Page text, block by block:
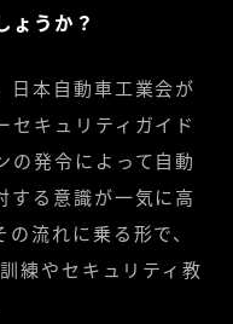
ょうか？
日本自動車工業会が
セキュリティガイド
の発令によって自動
する意識が一気に高
流れに乗る形で、
練やセキュリティ教